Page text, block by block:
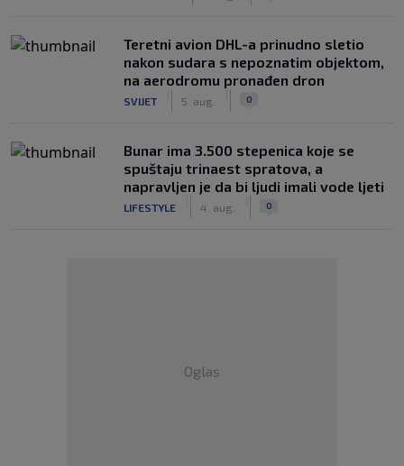
Teretni avion DHL-a prinudno sletio
nakon sudara s nepoznatim objektom,
na aerodromu pronađen dron
SVIJET 5. aug. 0
Bunar imа 3.500 stepenica koje se
spuštaju trinaest spratova, a
napravljen je da bi ljudi imali vode ljeti
LIFESTYLE 4. aug. 0
Oglas